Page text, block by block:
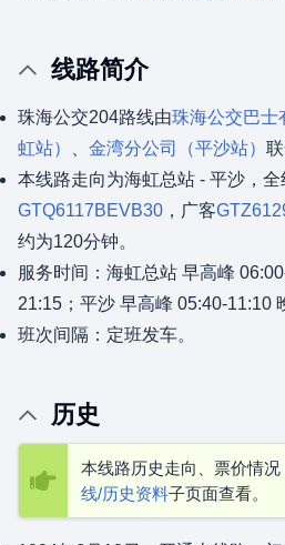
线路简介
珠海公交204路线由珠海公交巴士
虹站）
金湾分公司（平沙站）
本线路走向为海虹总站 - 平沙，
GTQ6117BEVB30 ，广客
约为120分钟。
服务时间：海虹总站 早高峰
21:15；平沙 早高峰 05:40-11:10
班次间隔：定班发车。
历史
本线路历史走向、票价情况
线/历史资料子页面查看。